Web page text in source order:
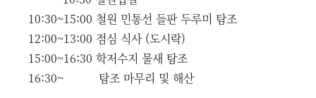
10:30~15:00 철원 민통선 들판 두루미 탐조
12:00~13:00 점심 식사 (도시락)
15:00~16:30 학저수지 물새 탐조
16:30~ 탐조 마무리 및 해산